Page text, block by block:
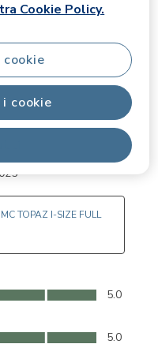
Cookie Policy.
cookie
was complucated as
buy other products
where the
MC TOPAZ I-SIZE FULL
5.0
5.0